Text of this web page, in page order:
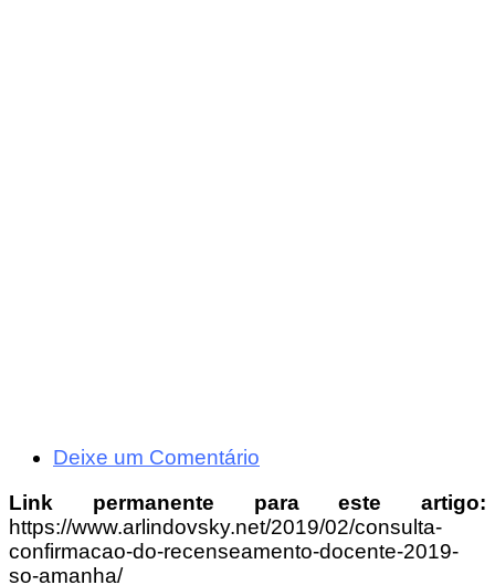
Deixe um Comentário
Link permanente para este artigo:
https://www.arlindovsky.net/2019/02/consulta-
confirmacao-do-recenseamento-docente-2019-
so-amanha/